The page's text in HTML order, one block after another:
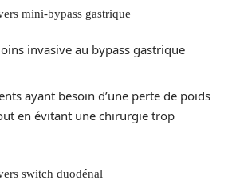
mini-bypass gastrique
invasive au bypass gastrique
ayant besoin d’une perte de poids
en évitant une chirurgie trop
switch duodénal